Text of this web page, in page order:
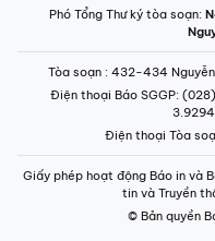
Phó Tổng Thư ký tòa soạn:
Tòa soạn : 432-434 Nguyễn
Điện thoại Báo SGGP:
Điện thoại Tòa
Giấy phép hoạt động Báo in và
tin và Truyền
© Bản quyền